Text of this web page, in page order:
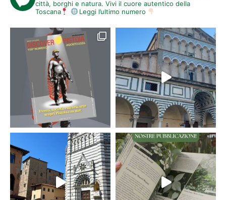
città, borghi e natura. Vivi il cuore autentico della
Toscana
Leggi l’ultimo numero